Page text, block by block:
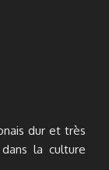
dur et très
la culture